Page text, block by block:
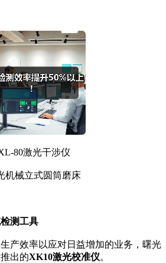
80激光干涉仪
机械立式圆筒磨床
测工具
效率以应对日益增加的业务，曙光
出的XK10激光校准仪。